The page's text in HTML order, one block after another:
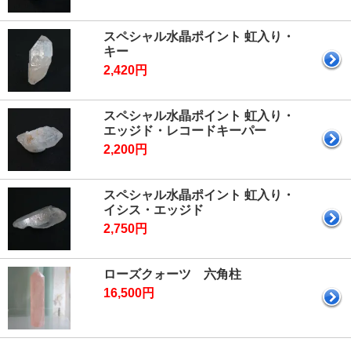
スペシャル水晶ポイント 虹入り・
キー
2,420円
スペシャル水晶ポイント 虹入り・
エッジド・レコードキーパー
2,200円
スペシャル水晶ポイント 虹入り・
イシス・エッジド
2,750円
ローズクォーツ 六角柱
16,500円